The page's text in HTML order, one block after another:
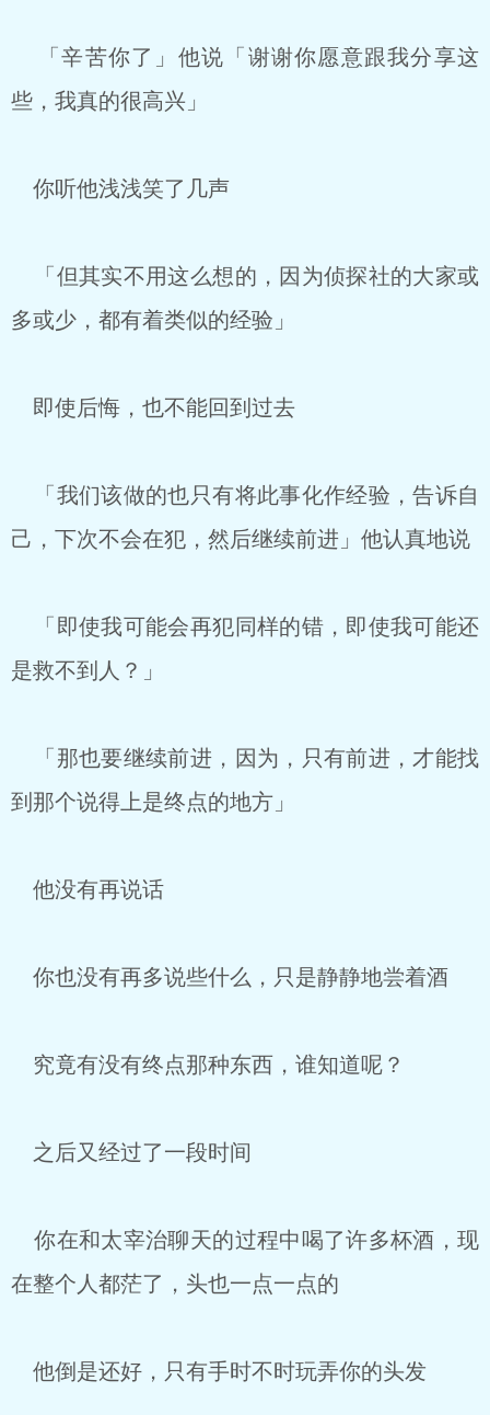
「辛苦你了」他说「谢谢你愿意跟我分享这
些，我真的很高兴」
你听他浅浅笑了几声
「但其实不用这么想的，因为侦探社的大家或
多或少，都有着类似的经验」
即使后悔，也不能回到过去
「我们该做的也只有将此事化作经验，告诉自
己，下次不会在犯，然后继续前进」他认真地说
「即使我可能会再犯同样的错，即使我可能还
是救不到人？」
「那也要继续前进，因为，只有前进，才能找
到那个说得上是终点的地方」
他没有再说话
你也没有再多说些什么，只是静静地尝着酒
究竟有没有终点那种东西，谁知道呢？
之后又经过了一段时间
你在和太宰治聊天的过程中喝了许多杯酒，现
在整个人都茫了，头也一点一点的
他倒是还好，只有手时不时玩弄你的头发